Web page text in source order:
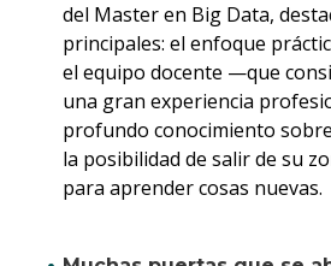
del Master en Big Data,
principales: el enfoque
el equipo docente —que
una gran experiencia
profundo conocimiento
la posibilidad de salir de su
para aprender cosas nuevas.